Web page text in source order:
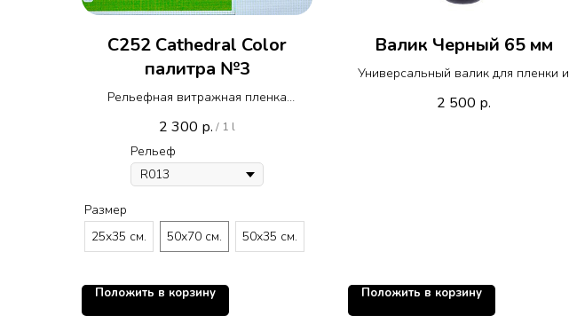
C252 Cathedral Color
палитра №3
Рельефная витражная пленка
монотонным цветом C 252 палитра
2 300 р. / 1 l
Рельеф
Размер
25х35 см.
50х70 см. 50х35 см.
Положить в корзину
Валик Черный 65 мм
Универсальный валик для пленки и
идеально подходит для прикатки
фацетах, у которого толщина
резинового слоя 3 мм, велика
2 500 р.
Положить в корзину